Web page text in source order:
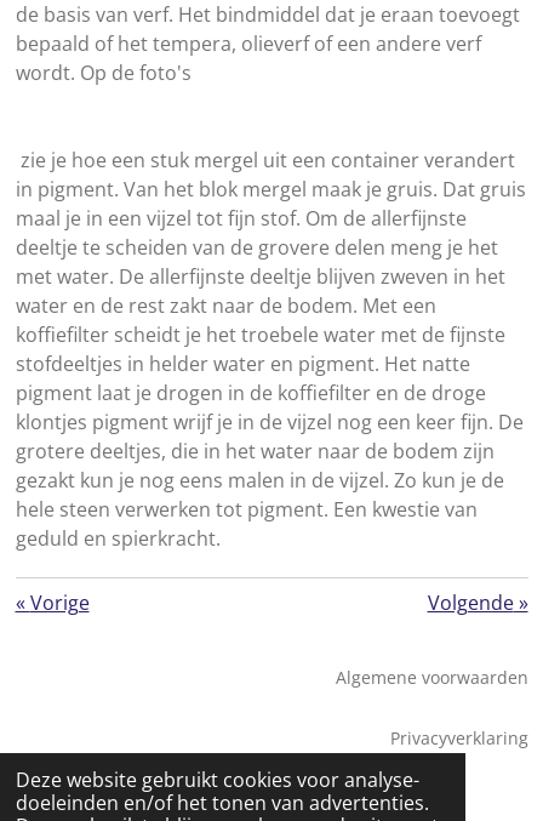
Deze website gebruikt cookies voor analyse-
doeleinden en/of het tonen van advertenties.
de basis van verf. Het bindmiddel dat je eraan toevoegt
bepaald of het tempera, olieverf of een andere verf
wordt. Op de foto's
zie je hoe een stuk mergel uit een container verandert
in pigment. Van het blok mergel maak je gruis. Dat gruis
maal je in een vijzel tot fijn stof. Om de allerfijnste
deeltje te scheiden van de grovere delen meng je het
met water. De allerfijnste deeltje blijven zweven in het
water en de rest zakt naar de bodem. Met een
koffiefilter scheidt je het troebele water met de fijnste
stofdeeltjes in helder water en pigment. Het natte
pigment laat je drogen in de koffiefilter en de droge
klontjes pigment wrijf je in de vijzel nog een keer fijn. De
grotere deeltjes, die in het water naar de bodem zijn
gezakt kun je nog eens malen in de vijzel. Zo kun je de
hele steen verwerken tot pigment. Een kwestie van
geduld en spierkracht.
«Vorige Volgende»
Algemene voorwaarden
Privacyverklaring
© 2026 Saskia Tossaint Maastricht